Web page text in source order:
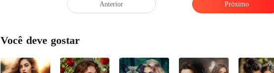
Anterior Próximo
Você deve gostar